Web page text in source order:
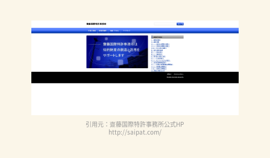
引用元：齋藤国際特許事務所公式HP
http://saipat.com/